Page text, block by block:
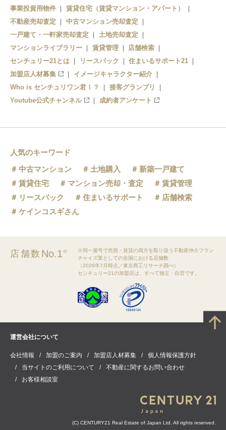
事業投資用物件
賃貸住宅（賃貸マンション・アパート）
不動産売却査定
中古マンション売却査定
一戸建て・一軒家売却査定
土地売却査定
マンションライブラリー
賃貸管理
店舗検索
センチュリー21とは
リースバック
住まいるサポート21
加盟店人材募集
イメージキャラクター紹介
Who is センチュリワン君！？
接客グランプリ
Youtube公式チャンネル
成約者アンケート
人気のキーワード
中古マンション
土地購入
新築一戸建て
賃貸住宅
マンション売却・査定
賃貸管理
リースバック
住まいるサポート
店舗検索
ケインコスギさん
店舗数 No.1※
※同一屋号で売買・賃貸の両方を取り扱う不動産仲介フラン
チャイズ業としての全国における店舗数
（2026年7月時点／東京商工リサーチ調べ）
センチュリー21の加盟店は、すべて独立・自営です。
運営会社について
会社情報 加盟のご案内 加盟店人材募集
個人情報保護方針
当サイトのご利用について
不動産に関するお問い合わせ
お客様相談室
(C) CENTURY21 Real Estate of Japan Ltd. All rights reserved.